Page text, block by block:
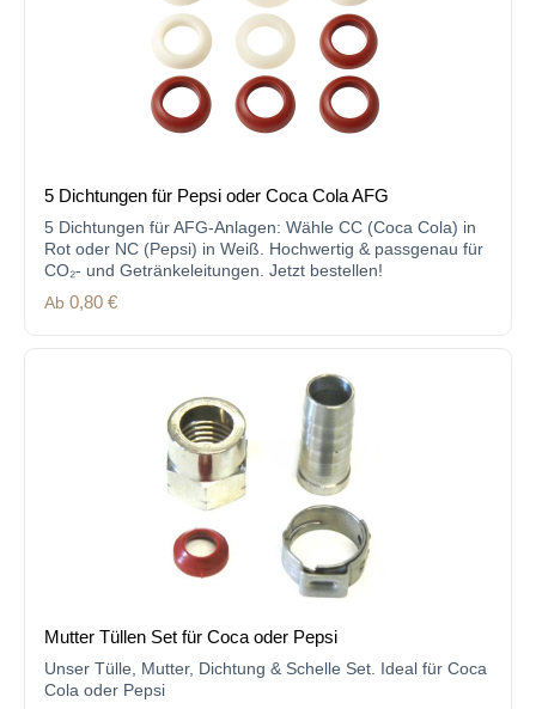
5 Dichtungen für Pepsi oder Coca Cola AFG
5 Dichtungen für AFG-Anlagen: Wähle CC (Coca Cola) in
Rot oder NC (Pepsi) in Weiß. Hochwertig & passgenau für
CO₂- und Getränkeleitungen. Jetzt bestellen!
Regulärer Preis:
Ab 0,80 €
Mutter Tüllen Set für Coca oder Pepsi
Unser Tülle, Mutter, Dichtung & Schelle Set. Ideal für Coca
Cola oder Pepsi